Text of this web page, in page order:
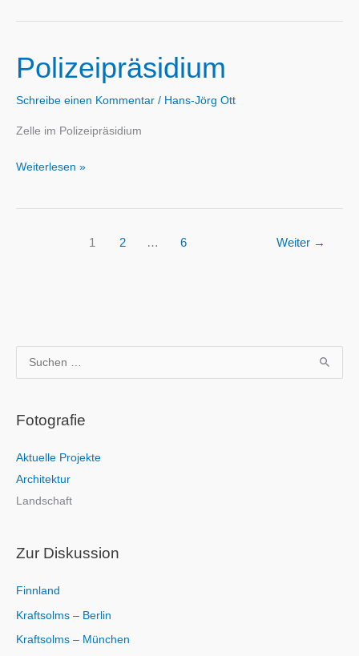
Polizeipräsidium
Schreibe einen Kommentar / Hans-Jörg Ott
Zelle im Polizeipräsidium
Polizeipräsidium
Weiterlesen »
1 2 … 6 Weiter →
u
h
n
n
a
h
Fotografie
Aktuelle Projekte
Architektur
Landschaft
Zur Diskussion
Finnland
Kraftsolms – Berlin
Kraftsolms – München